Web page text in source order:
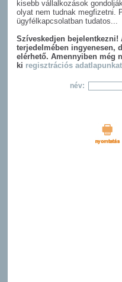
kisebb vállalkozások
olyat nem tudnak megfizetni.
ügyfélkapcsolatban tudatos...
Szíveskedjen
terjedelmében ingyenesen,
elérhető. Amennyiben még
ki regisztrációs adatlapunkat
név: